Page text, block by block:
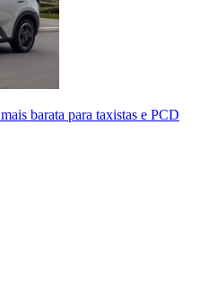
barata para taxistas e PCD